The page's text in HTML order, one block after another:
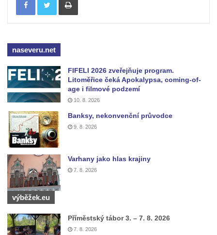
naseveru.net
FIFELI 2026 zveřejňuje program.
Litoměřice čeká Apokalypsa, coming-of-
age i filmové podzemí
10. 8. 2026
Banksy, nekonvenční průvodce
9. 8. 2026
Varhany jako hlas krajiny
7. 8. 2026
výběžek.eu
Příměstský tábor 3. – 7. 8. 2026
7. 8. 2026